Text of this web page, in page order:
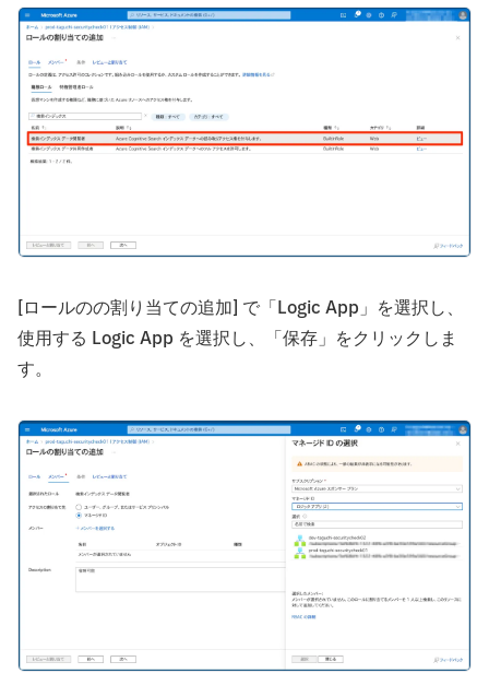
[ロールのの割り当ての追加] で「Logic App」を選択し、
使用する Logic App を選択し、「保存」をクリックしま
す。